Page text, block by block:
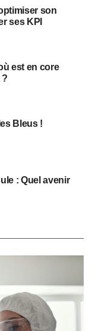
son
ses KPI
est en core
?
Bleus !
: Quel avenir